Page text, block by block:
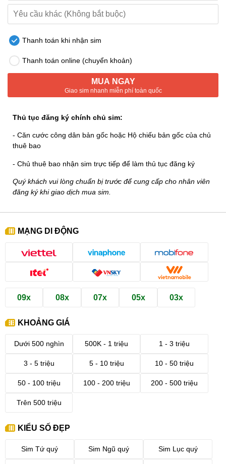
Thanh toán khi nhận sim
Thanh toán online (chuyển khoản)
MUA NGAY
Giao sim nhanh miễn phí toàn quốc
Thủ tục đăng ký chính chủ sim:
- Căn cước công dân bản gốc hoặc Hộ chiếu bản gốc của chủ
thuê bao
- Chủ thuê bao nhận sim trực tiếp để làm thủ tục đăng ký
Quý khách vui lòng chuẩn bị trước để cung cấp cho nhân viên
đăng ký khi giao dịch mua sim.
MẠNG DI ĐỘNG
09x 08x 07x 05x 03x
KHOẢNG GIÁ
Dưới 500 nghìn 500K - 1 triệu 1 - 3 triệu
3 - 5 triệu 5 - 10 triệu 10 - 50 triệu
50 - 100 triệu 100 - 200 triệu 200 - 500 triệu
Trên 500 triệu
KIỂU SỐ ĐẸP
Sim Tứ quý Sim Ngũ quý Sim Lục quý